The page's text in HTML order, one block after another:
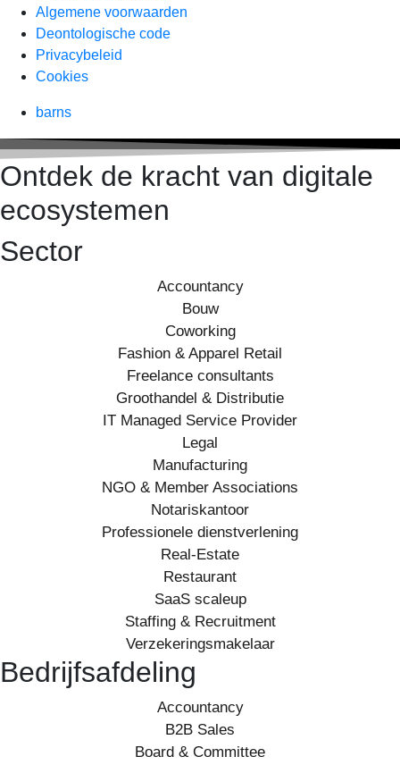
Algemene voorwaarden
Deontologische code
Privacybeleid
Cookies
barns
Ontdek de kracht van digitale
ecosystemen
Sector
Accountancy
Bouw
Coworking
Fashion & Apparel Retail
Freelance consultants
Groothandel & Distributie
IT Managed Service Provider
Legal
Manufacturing
NGO & Member Associations
Notariskantoor
Professionele dienstverlening
Real-Estate
Restaurant
SaaS scaleup
Staffing & Recruitment
Verzekeringsmakelaar
Bedrijfsafdeling
Accountancy
B2B Sales
Board & Committee